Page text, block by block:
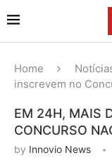
Home
inscrevem no
EM 24H, MAIS
CONCURSO
by Innovio News